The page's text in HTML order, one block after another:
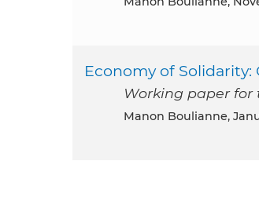
Economy of
Working paper for
Manon Boulianne,